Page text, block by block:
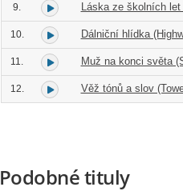
9. Láska ze školních
10. Dálniční hlídka
11. Muž na konci světa
12. Věž tónů a slov
Podobné tituly